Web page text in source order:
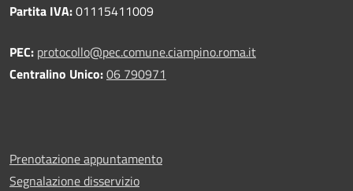
Partita IVA:01115411009
PEC: protocollo@pec.comune.ciampino.roma.it
Centralino Unico:06 790971
Prenotazione appuntamento
Segnalazione disservizio